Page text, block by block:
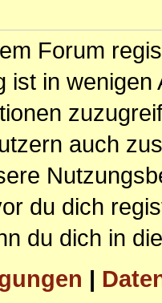
Forum
ist in
auch
du dich
du dich in
|